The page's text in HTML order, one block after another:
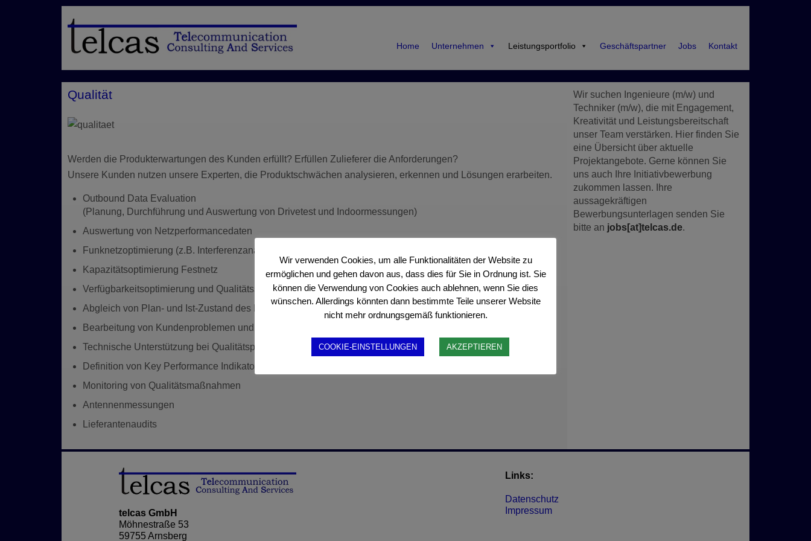
Home Unternehmen Leistungsportfolio Geschäftspartner Jobs Kontakt
Qualität
Werden die Produkterwartungen des Kunden erfüllt? Erfüllen Zulieferer die Anforderungen?
Unsere Kunden nutzen unsere Experten, die Produktschwächen analysieren, erkennen und Lösungen erarbeiten.
Outbound Data Evaluation
(Planung, Durchführung und Auswertung von Drivetest und Indoormessungen)
Auswertung von Netzperformancedaten
Funknetzoptimierung (z.B. Interferenzanalyse und Minimierung Signalisierungsverkehr)
Kapazitätsoptimierung Festnetz
Verfügbarkeitsoptimierung und Qualitätssicherung von Microwave-Links und Leasedlines
Abgleich von Plan- und Ist-Zustand des Netzes
Bearbeitung von Kundenproblemen und Kundenbeschwerden
Technische Unterstützung bei Qualitätsproblemen von Geschäftskunden
Definition von Key Performance Indikatoren (KPIs)
Monitoring von Qualitätsmaßnahmen
Antennenmessungen
Lieferantenaudits
Wir suchen Ingenieure (m/w) und
Techniker (m/w), die mit Engagement,
Kreativität und Leistungsbereitschaft
unser Team verstärken. Hier finden Sie
eine Übersicht über aktuelle
Projektangebote. Gerne können Sie
uns auch Ihre Initiativbewerbung
zukommen lassen. Ihre
aussagekräftigen
Bewerbungsunterlagen senden Sie
bitte an jobs[at]telcas.de.
telcas GmbH
Möhnestraße 53
59755 Arnsberg
Links:
Datenschutz
Impressum
Wir verwenden Cookies, um alle Funktionalitäten der Website zu
ermöglichen und gehen davon aus, dass dies für Sie in Ordnung ist. Sie
können die Verwendung von Cookies auch ablehnen, wenn Sie dies
wünschen. Allerdings könnten dann bestimmte Teile unserer Website
nicht mehr ordnungsgemäß funktionieren.
COOKIE-EINSTELLUNGEN AKZEPTIEREN